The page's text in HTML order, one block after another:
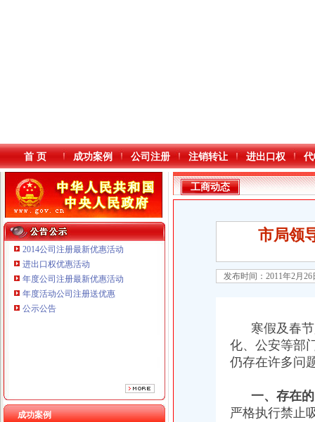
本站导航
首 页 成功案例 公司注册 注销转让 进出口权
2014公司注册最新优惠活动
进出口权优惠活动
年度公司注册最新优惠活动
年度活动公司注册送优惠
公示公告
成功案例
工商动态
市局领
发布时间：2011年2月
寒假及春节
化、公安等部
仍存在许多问
一、存在
严格执行禁止